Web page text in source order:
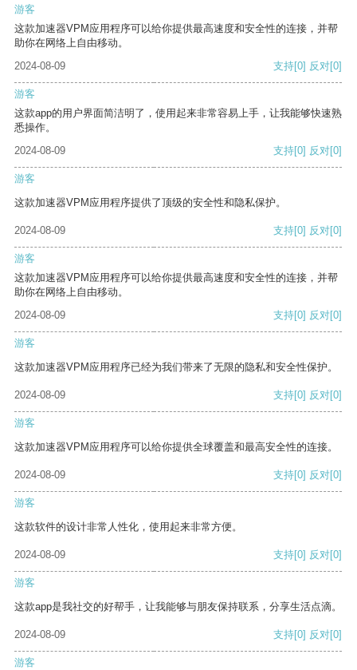
游客
这款加速器VPM应用程序可以给你提供最高速度和安全性的连接，并帮
助你在网络上自由移动。
2024-08-09
支持[0] 反对[0]
游客
这款app的用户界面简洁明了，使用起来非常容易上手，让我能够快速熟
悉操作。
2024-08-09
支持[0] 反对[0]
游客
这款加速器VPM应用程序提供了顶级的安全性和隐私保护。
2024-08-09 支持[0] 反对[0]
游客
这款加速器VPM应用程序可以给你提供最高速度和安全性的连接，并帮
助你在网络上自由移动。
2024-08-09
支持[0] 反对[0]
游客
这款加速器VPM应用程序已经为我们带来了无限的隐私和安全性保护。
2024-08-09 支持[0] 反对[0]
游客
这款加速器VPM应用程序可以给你提供全球覆盖和最高安全性的连接。
2024-08-09 支持[0] 反对[0]
游客
这款软件的设计非常人性化，使用起来非常方便。
2024-08-09 支持[0] 反对[0]
游客
这款app是我社交的好帮手，让我能够与朋友保持联系，分享生活点滴。
2024-08-09 支持[0] 反对[0]
游客